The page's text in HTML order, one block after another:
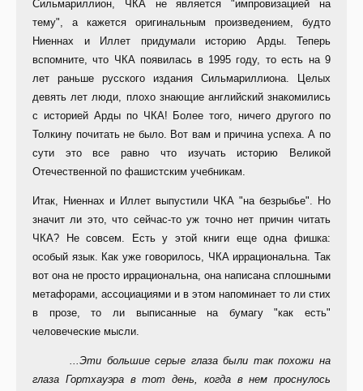
Сильмариллион, ЧКА не является "импровизацией на
тему", а кажется оригинальным произведением, будто
Ниеннах и Иллет придумали историю Арды. Теперь
вспомните, что ЧКА появилась в 1995 году, то есть на 9
лет раньше русского издания Сильмариллиона. Целых
девять лет люди, плохо знающие английский знакомились
с историей Арды по ЧКА! Более того, ничего другого по
Толкину почитать не было. Вот вам и причина успеха. А по
сути это все равно что изучать историю Великой
Отечественной по фашистским учебникам.
Итак, Ниеннах и Иллет выпустили ЧКА "на безрыбье". Но
значит ли это, что сейчас-то уж точно нет причин читать
ЧКА? Не совсем. Есть у этой книги еще одна фишка:
особый язык. Как уже говорилось, ЧКА иррациональна. Так
вот она не просто иррациональна, она написана сплошными
метафорами, ассоциациями и в этом напоминает то ли стих
в прозе, то ли выписанные на бумагу "как есть"
человеческие мысли.
...Эти большие серые глаза были так похожи на
глаза Гортхауэра в тот день, когда в нем проснулось